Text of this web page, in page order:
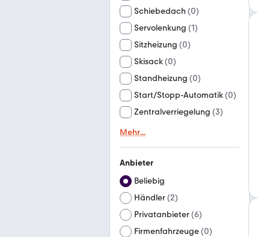
Schiebedach (0)
Servolenkung (1)
Sitzheizung (0)
Skisack(0)
Standheizung (0)
Start/Stopp-Automatik(0)
Zentralverriegelung (3)
Mehr...
Anbieter
Beliebig
Händler(2)
Privatanbieter(6)
Firmenfahrzeuge(0)